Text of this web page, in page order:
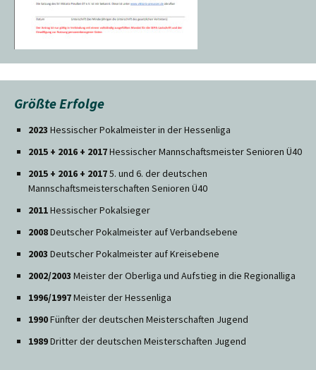
Größte Erfolge
2023 Hessischer Pokalmeister in der Hessenliga
2015 + 2016 + 2017Hessischer Mannschaftsmeister Senioren Ü40
2015 + 2016 + 20175. und 6. der deutschen
Mannschaftsmeisterschaften Senioren Ü40
2011Hessischer Pokalsieger
2008Deutscher Pokalmeister auf Verbandsebene
2003 Deutscher Pokalmeister auf Kreisebene
2002/2003 Meister der Oberliga und Aufstieg in die Regionalliga
1996/1997Meister der Hessenliga
1990Fünfter der deutschen Meisterschaften Jugend
1989Dritter der deutschen Meisterschaften Jugend